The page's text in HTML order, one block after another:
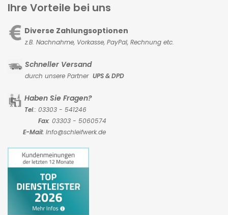
Ihre Vorteile bei uns
Diverse Zahlungsoptionen
z.B. Nachnahme, Vorkasse, PayPal, Rechnung etc.
Schneller Versand
durch unsere Partner UPS & DPD
Haben Sie Fragen?
Tel.: 03303 - 541246
Fax: 03303 - 5060574
E-Mail: Info@schleifwerk.de